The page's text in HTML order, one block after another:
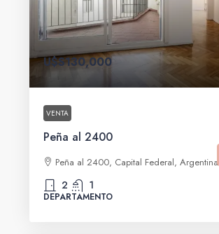
U$S130,000
VENTA
Peña al 2400
Peña al 2400, Capital Federal, Argentina
2 1
DEPARTAMENTO